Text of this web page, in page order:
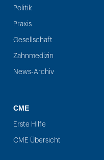
Politik
Praxis
Gesellschaft
Zahnmedizin
News-Archiv
CME
Erste Hilfe
CME Übersicht